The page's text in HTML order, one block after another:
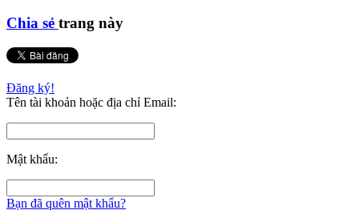
Chia sẻ trang này
Đăng ký!
Tên tài khoản hoặc địa chỉ Email:
Mật khẩu:
Bạn đã quên mật khẩu?